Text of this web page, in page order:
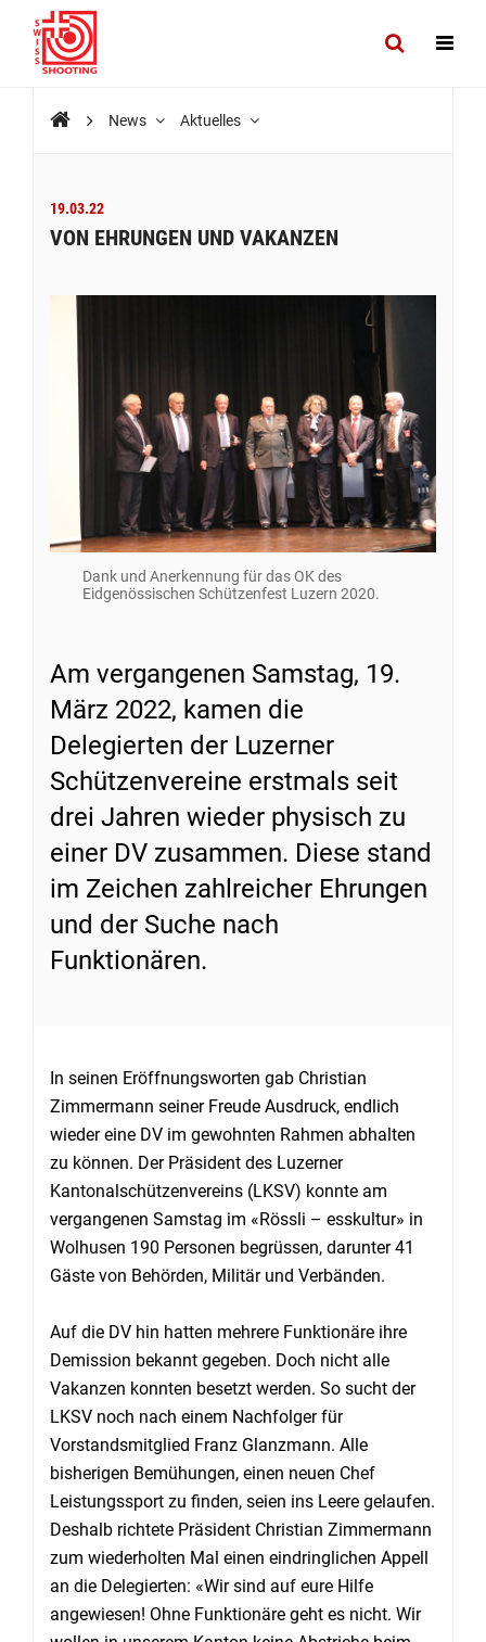
News Aktuelles
19.03.22
VON EHRUNGEN UND VAKANZEN
Dank und Anerkennung für das OK des
Eidgenössischen Schützenfest Luzern 2020.
Am vergangenen Samstag, 19.
März 2022, kamen die
Delegierten der Luzerner
Schützenvereine erstmals seit
drei Jahren wieder physisch zu
einer DV zusammen. Diese stand
im Zeichen zahlreicher Ehrungen
und der Suche nach
Funktionären.
In seinen Eröffnungsworten gab Christian
Zimmermann seiner Freude Ausdruck, endlich
wieder eine DV im gewohnten Rahmen abhalten
zu können. Der Präsident des Luzerner
Kantonalschützenvereins (LKSV) konnte am
vergangenen Samstag im «Rössli – esskultur» in
Wolhusen 190 Personen begrüssen, darunter 41
Gäste von Behörden, Militär und Verbänden.
Auf die DV hin hatten mehrere Funktionäre ihre
Demission bekannt gegeben. Doch nicht alle
Vakanzen konnten besetzt werden. So sucht der
LKSV noch nach einem Nachfolger für
Vorstandsmitglied Franz Glanzmann. Alle
bisherigen Bemühungen, einen neuen Chef
Leistungssport zu finden, seien ins Leere gelaufen.
Deshalb richtete Präsident Christian Zimmermann
zum wiederholten Mal einen eindringlichen Appell
an die Delegierten: «Wir sind auf eure Hilfe
angewiesen! Ohne Funktionäre geht es nicht. Wir